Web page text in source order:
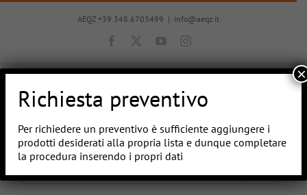
Salta
AEQZ +39.348.6703499 | info@aeqz.it
Facebook YouTubeInstagram
Vai a...
Richiesta preventivo
Per richiedere un preventivo è sufficiente aggiungere i
prodotti desiderati alla propria lista e dunque completare
la procedura inserendo i propri dati
×